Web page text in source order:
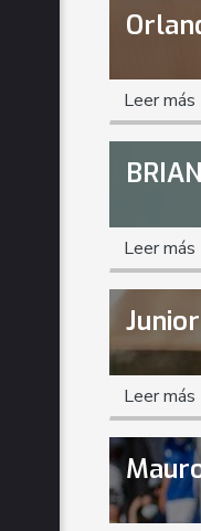
Leer más
Leer más
Leer más